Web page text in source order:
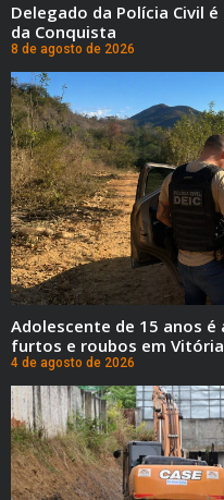
Delegado da Polícia Civil
da Conquista
8 de agosto de 2026
Adolescente de 15 anos
furtos e roubos em
4 de agosto de 2026